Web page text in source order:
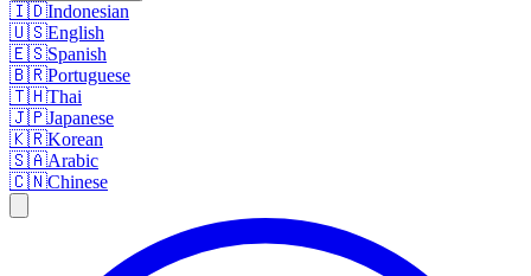
🇮🇩Indonesian
🇺🇸English
🇪🇸Spanish
🇧🇷Portuguese
🇹🇭Thai
🇯🇵Japanese
🇰🇷Korean
🇸🇦Arabic
🇨🇳Chinese